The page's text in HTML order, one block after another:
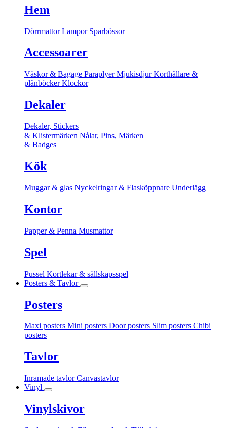
Hem
DörrmattorLampor Sparbössor
Accessoarer
Väskor & Bagage ParaplyerMjukisdjurKorthållare &
plånböckerKlockor
Dekaler
Dekaler, Stickers
& Klistermärken Nålar, Pins, Märken
& Badges
Kök
Muggar & glas Nyckelringar & Flasköppnare Underlägg
Kontor
Papper & Penna Musmattor
Spel
Pussel Kortlekar & sällskapsspel
Posters & Tavlor
Posters
Maxi posters Mini posters Door posters Slim posters Chibi
posters
Tavlor
Inramade tavlorCanvastavlor
Vinyl
Vinylskivor